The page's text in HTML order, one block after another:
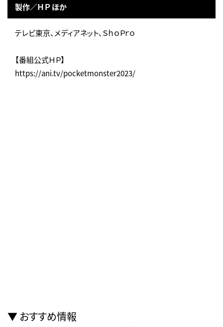
製作／ＨＰ ほか
テレビ東京、メディアネット、ＳｈｏＰｒｏ
【番組公式ＨＰ】
https://ani.tv/pocketmonster2023/
おすすめ情報